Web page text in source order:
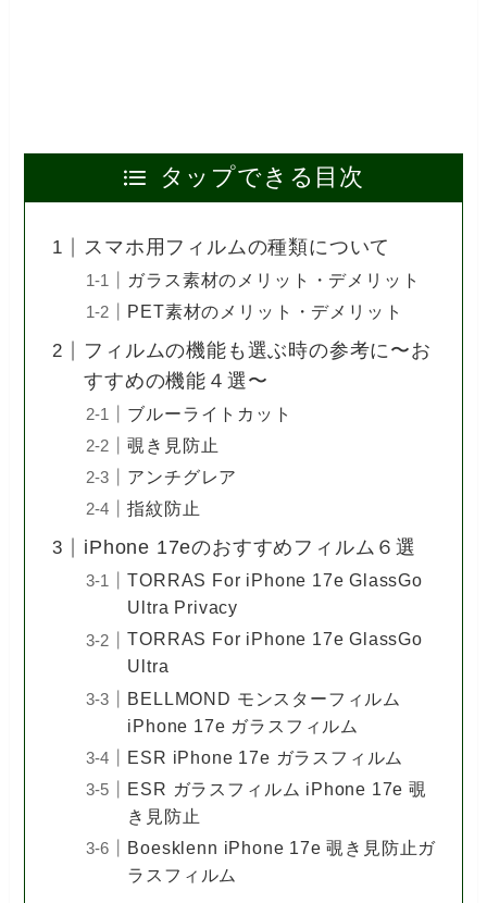
タップできる目次
スマホ用フィルムの種類について
ガラス素材のメリット・デメリット
PET素材のメリット・デメリット
フィルムの機能も選ぶ時の参考に〜お
すすめの機能４選〜
ブルーライトカット
覗き見防止
アンチグレア
指紋防止
iPhone 17eのおすすめフィルム６選
TORRAS For iPhone 17e GlassGo
Ultra Privacy
TORRAS For iPhone 17e GlassGo
Ultra
BELLMOND モンスターフィルム
iPhone 17e ガラスフィルム
ESR iPhone 17e ガラスフィルム
ESR ガラスフィルム iPhone 17e 覗
き見防止
Boesklenn iPhone 17e 覗き見防止ガ
ラスフィルム